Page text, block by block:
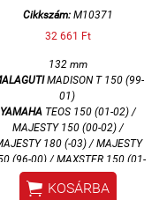
Cikkszám: M10371
32 661 Ft
132 mm
MADISON T 150 (99-
01)
YAMAHA TEOS 150 (01-02) /
MAJESTY 150 (00-02) /
180 (-03) /MAJESTY
(96-00) /MAXSTER 150 (01-
02)
 KOSÁRBA